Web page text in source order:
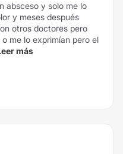
absceso y solo me lo
y meses después
otros doctores pero
me lo exprimían pero el
más